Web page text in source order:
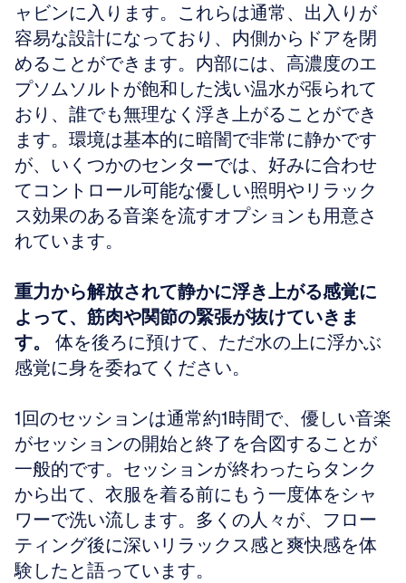
ャビンに入ります。これらは通常、出入りが
容易な設計になっており、内側からドアを閉
めることができます。内部には、高濃度のエ
プソムソルトが飽和した浅い温水が張られて
おり、誰でも無理なく浮き上がることができ
ます。環境は基本的に暗闇で非常に静かです
が、いくつかのセンターでは、好みに合わせ
てコントロール可能な優しい照明やリラック
ス効果のある音楽を流すオプションも用意さ
れています。
重力から解放されて静かに浮き上がる感覚に
よって、筋肉や関節の緊張が抜けていきま
す。
体を後ろに預けて、ただ水の上に浮かぶ
感覚に身を委ねてください。
1回のセッションは通常約1時間で、優しい音楽
がセッションの開始と終了を合図することが
一般的です。セッションが終わったらタンク
から出て、衣服を着る前にもう一度体をシャ
ワーで洗い流します。多くの人々が、フロー
ティング後に深いリラックス感と爽快感を体
験したと語っています。